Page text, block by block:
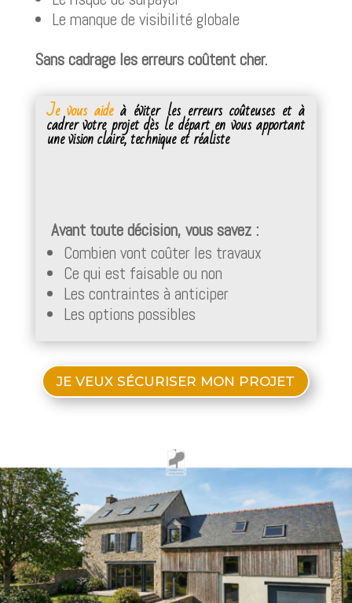
Le manque de visibilité globale
Sans cadrage les erreurs coûtent cher.
Je vous aideà éviter les erreurs coûteuses et à
cadrer votre projet dès le départ en vous apportant
une vision claire, technique et réaliste
Avant toute décision, vous savez :
Combien vont coûter les travaux
Ce qui est faisable ou non
Les contraintes à anticiper
Les options possibles
JE VEUX SÉCURISER MON PROJET